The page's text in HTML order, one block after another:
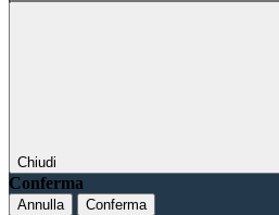
Chiudi
Conferma
Annulla Conferma